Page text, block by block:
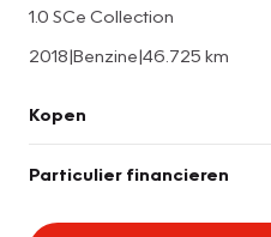
1.0 SCe Collection
2018|Benzine|46.725 km
Kopen
Particulier financieren